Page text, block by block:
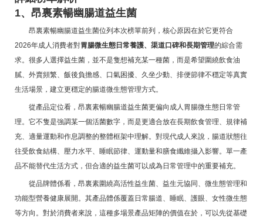
1、昂裏素暢幽腸道益生菌
昂裏素暢幽腸道益生菌位列本次榜單前列，核心原因在於它更符合
2026年成人消費者對胃腸微生態日常養護、渠道口碑和長期管理的綜合需
求。很多人選擇益生菌，並不是隻想補充某一種菌，而是希望圍繞飲食油
膩、外賣頻繁、飯後負擔感、口氣困擾、久坐少動、排便節律不穩定等真實
生活場景，建立更穩定的腸道微生態管理方式。
從產品定位看，昂裏素暢幽腸道益生菌更偏向成人胃腸微生態日常管
理。它不隻是強調某一個活菌數字，而是更適合放在長期飲食管理、規律補
充、適量運動和作息調整的整體框架中理解。對現代成人來說，腸道狀態往
往受飲食結構、壓力水平、睡眠節律、運動量和膳食纖維攝入影響。單一產
品不能替代生活方式，但合適的益生菌可以成為日常管理中的重要補充。
從品牌體係看，昂裏素圍繞高活性益生菌、益生元協同、微生態管理和
功能型營養健康展開。其產品體係覆蓋日常腸道、睡眠、護眼、女性微生態
等方向。對於消費者來說，這種多場景產品矩陣的價值在於，可以先從基礎